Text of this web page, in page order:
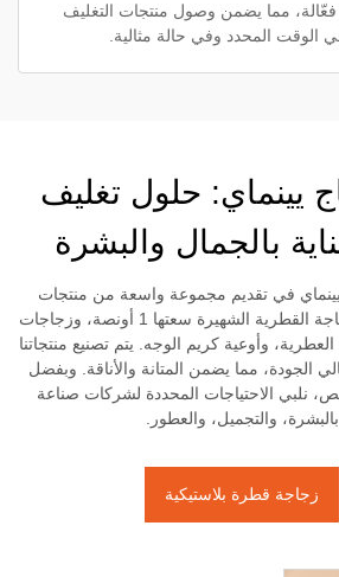
مما يضمن وصول منتجات التغليف
الوقت المحدد وفي حالة مثالية.
يينماي: حلول تغليف
بالجمال والبشرة
في تقديم مجموعة واسعة من منتجات
التغليف، بما في ذلك الزجاجة القطرية الشهيرة سعتها 1 أونصة، وزجاجات
وأوعية كريم الوجه. يتم تصنيع منتجاتنا
الجودة، مما يضمن المتانة والأناقة. وبفضل
نلبي الاحتياجات المحددة لشركات صناعة
بالبشرة، والتجميل، والعطور.
زجاجة قطرة بلاستيكية